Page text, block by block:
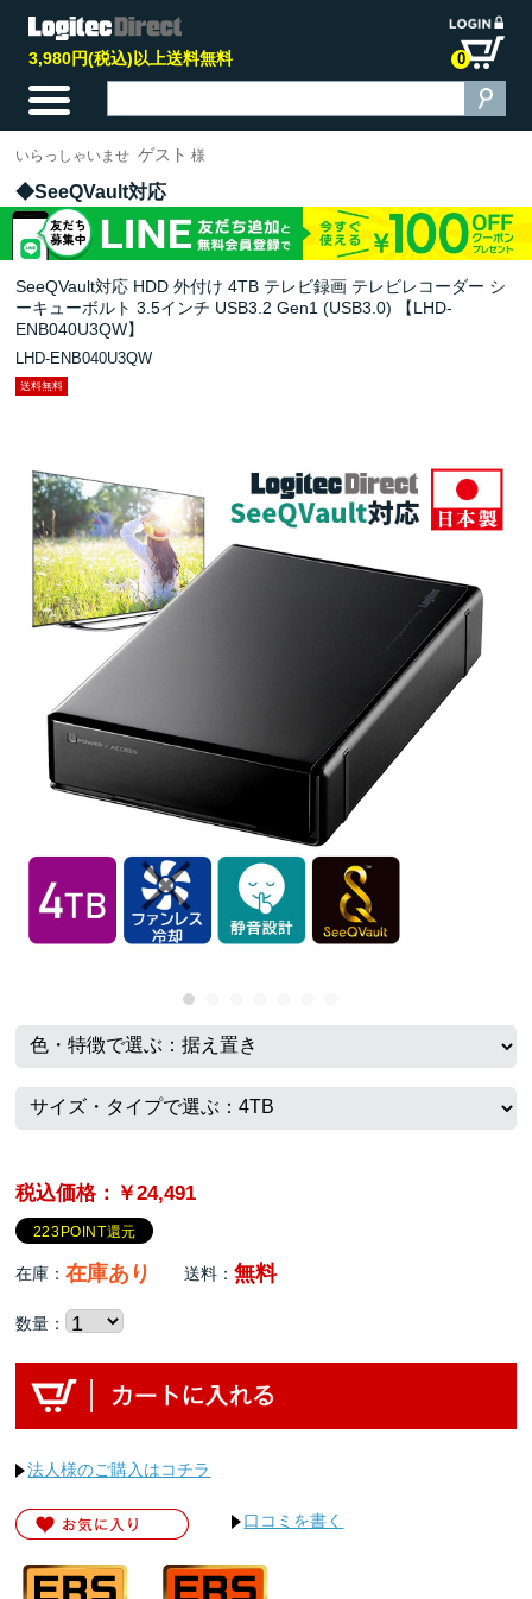
3,980円(税込)以上送料無料 0
いらっしゃいませ ゲスト 様
SeeQVault対応
SeeQVault対応 HDD 外付け 4TB テレビ録画 テレビレコーダー シ
ーキューボルト 3.5インチ USB3.2 Gen1 (USB3.0) 【LHD-
ENB040U3QW】
LHD-ENB040U3QW
送料無料
税込価格：￥24,491
223POINT還元
在庫：在庫あり 送料：無料
数量：
法人様のご購入はコチラ
口コミを書く